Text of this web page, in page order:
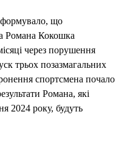
що
Романа Кокошка
через порушення
трьох позазмагальних
спортсмена почало
Романа, які
2024 року, будуть